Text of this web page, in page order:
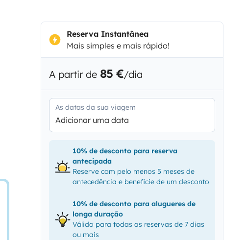
Reserva Instantânea
Mais simples e mais rápido!
A partir de 85 €/dia
As datas da sua viagem
Adicionar uma data
10% de desconto para reserva
antecipada
Reserve com pelo menos 5 meses de
antecedência e beneficie de um desconto
10% de desconto para alugueres de
longa duração
Válido para todas as reservas de 7 dias
ou mais